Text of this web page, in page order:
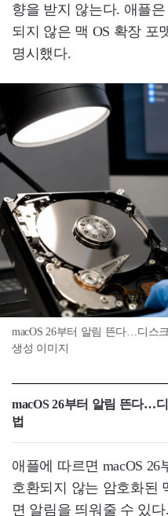
향을 받지 않는다. 애플
되지 않은 맥 OS 확장 포
명시했다.
macOS 26부터 알림 뜬다…디스
생성 이미지
macOS 26부터 알림 뜬다…
법
애플에 따르면 macOS 26
호환되지 않는 암호화된
면 알림을 띄워줄 수 있